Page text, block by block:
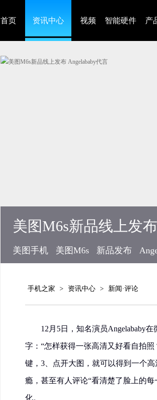
首页 资讯中心 视频 智能硬件 产
美图M6s新品线上发
美图手机 美图M6s 新品发布
手机之家 > 资讯中心 > 新闻·评论
12月5日，知名演员Angelababy
字：“​​​​​​​​​​​​​​​​​​​​​​怎样获得一张高清又好看自拍
键，3、点开大图，就可以得到一个
瘾，甚至有人评论“看清楚了脸上的
化。